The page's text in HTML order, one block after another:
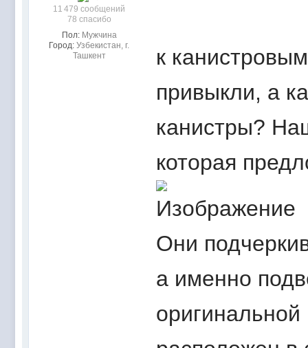
11 479 сообщений
78 спасибо
Пол: Мужчина
Город: Узбекистан, г.
Ташкент
к
привыкли, а
канистры?
которая
Они
а именно
оригинальной